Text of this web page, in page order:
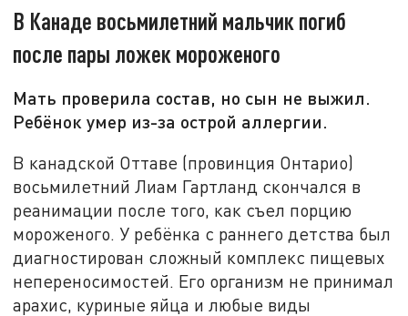
В Канаде восьмилетний мальчик погиб
после пары ложек мороженого
Мать проверила состав, но сын не выжил.
Ребёнок умер из-за острой аллергии.
В канадской Оттаве (провинция Онтарио)
восьмилетний Лиам Гартланд скончался в
реанимации после того, как съел порцию
мороженого. У ребёнка с раннего детства был
диагностирован сложный комплекс пищевых
непереносимостей. Его организм не принимал
арахис, куриные яйца и любые виды